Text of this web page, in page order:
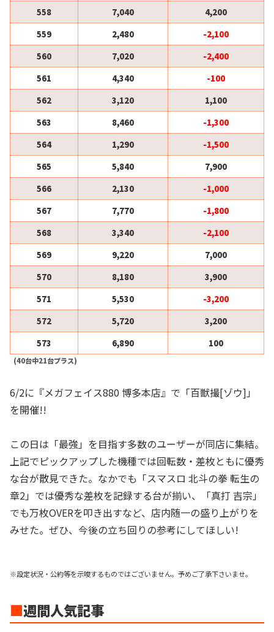
558
7,040
4,200
559
2,480
-2,100
560
7,020
-2,400
561
4,340
-100
562
3,120
1,100
563
8,460
-1,300
564
1,290
-1,500
565
5,840
7,900
566
2,130
-1,000
567
7,770
-1,800
568
3,340
-2,100
569
9,220
7,000
570
8,180
3,900
571
5,530
-3,200
572
5,720
3,200
573
6,890 100
(40台中21台プラス)
6/2に『メガフェイス880 博多本店』で「百獣撮[ゾウ]」
を開催!!
この日は「最強」を目指す多数のユーザーが同店に集結。
上記でピックアップした機種では回転数・差枚ともに優秀
な台が散見できた。なかでも「スマスロ 北斗の拳 転生の
章2」では優秀な差枚を記録する台が揃い、「真打 吉宗」
でも万枚OVERを叩き出すなど、店内随一の盛り上がりを
みせた。ぜひ、今後の立ち回りの参考にしてほしい!
※設定状況・公約等を示唆するものではございません。予めご了承下さいませ。
■週間人気記事